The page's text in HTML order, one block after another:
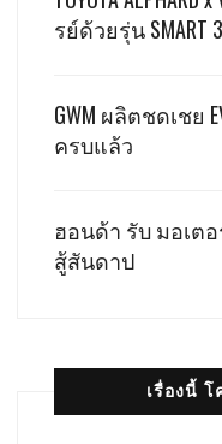
รย์ด้วยรุ่น SMART
GWM ผลิตชดเชย
ครบแล้ว
ฮอนด้า รับ มอเต
สู้สันดาป
เรื่องนี้